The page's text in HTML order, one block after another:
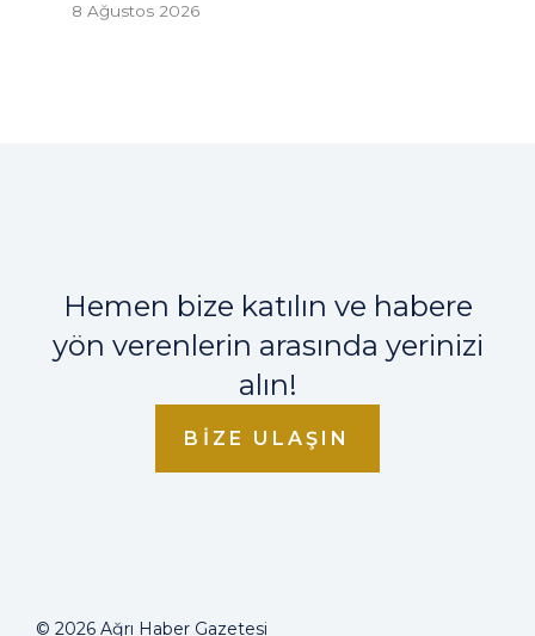
8 Ağustos 2026
Hemen bize katılın ve habere
yön verenlerin arasında yerinizi
alın!
BIZE ULAŞIN
© 2026 Ağrı Haber Gazetesi